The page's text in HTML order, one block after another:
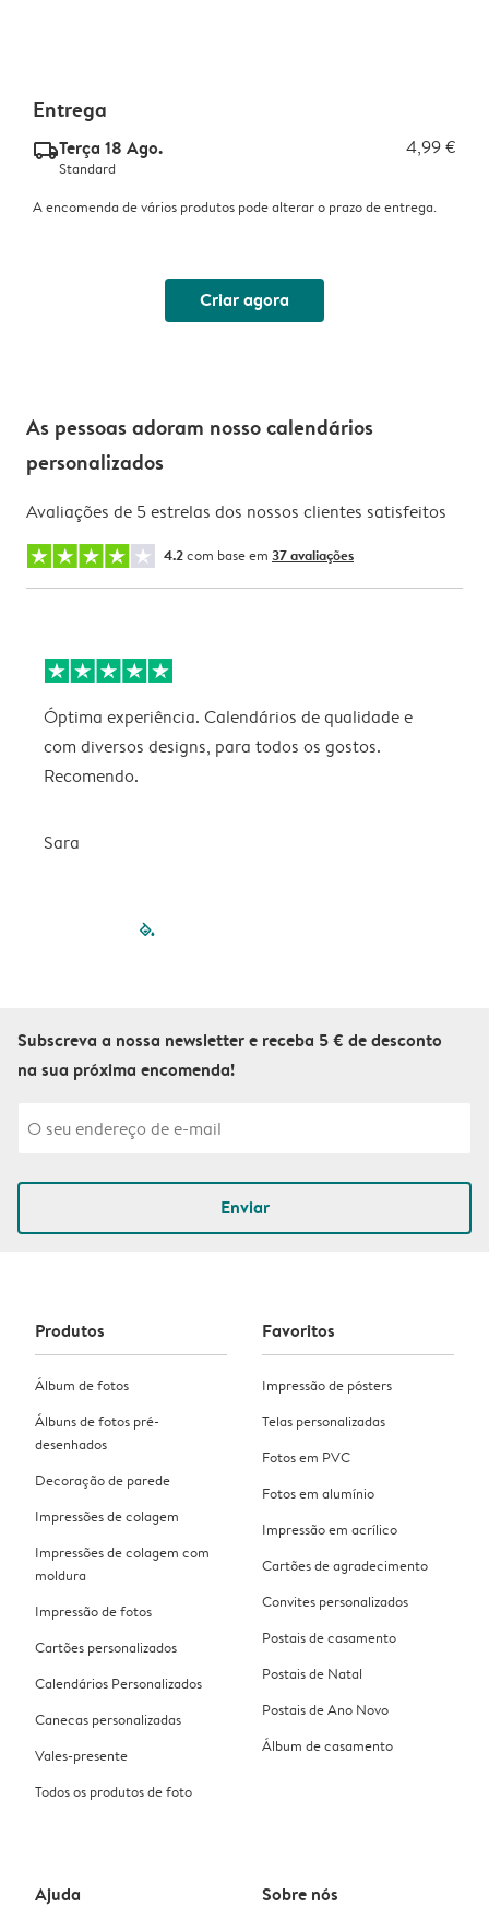
Entrega
delivery_standard_v2Terça 18 Ago. 4,99 €
Standard
A encomenda de vários produtos pode alterar o prazo de entrega.
Criar agora
As pessoas adoram nosso calendários
personalizados
Avaliações de 5 estrelas dos nossos clientes satisfeitos
4.2com base em 37 avaliações
Óptima experiência. Calendários de qualidade e
com diversos designs, para todos os gostos.
Recomendo.
Sara
filled-pagination
Subscreva a nossa newsletter e receba 5 € de desconto
na sua próxima encomenda!
Enviar
Produtos
Álbum de fotos
Álbuns de fotos pré-
desenhados
Decoração de parede
Impressões de colagem
Impressões de colagem com
moldura
Impressão de fotos
Cartões personalizados
Calendários Personalizados
Canecas personalizadas
Vales-presente
Todos os produtos de foto
Favoritos
Impressão de pósters
Telas personalizadas
Fotos em PVC
Fotos em alumínio
Impressão em acrílico
Cartões de agradecimento
Convites personalizados
Postais de casamento
Postais de Natal
Postais de Ano Novo
Álbum de casamento
Ajuda Sobre nós